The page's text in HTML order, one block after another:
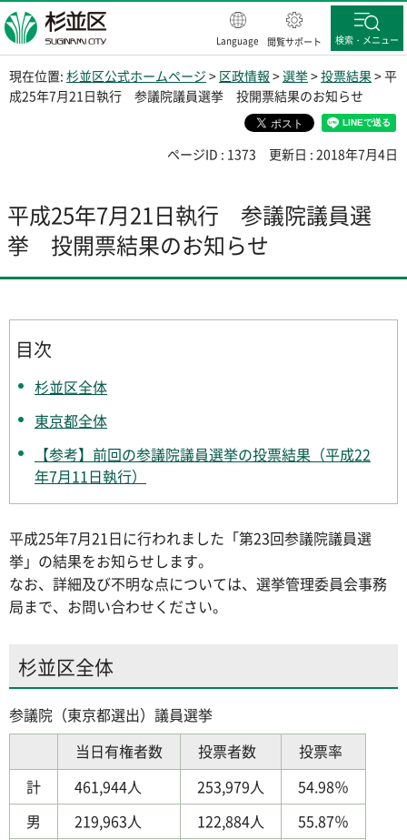
杉並区
Language 閲覧サポート 検索・メニュー
現在位置: 杉並区公式ホームページ > 区政情報 >選挙>投票結果> 平
成25年7月21日執行 参議院議員選挙 投開票結果のお知らせ
ページID : 1373 更新日 : 2018年7月4日
平成25年7月21日執行 参議院議員選
挙 投開票結果のお知らせ
目次
杉並区全体
東京都全体
【参考】前回の参議院議員選挙の投票結果（平成22
年7月11日執行）
平成25年7月21日に行われました「第23回参議院議員選
挙」の結果をお知らせします。
なお、詳細及び不明な点については、選挙管理委員会事務
局まで、お問い合わせください。
杉並区全体
参議院（東京都選出）議員選挙
当日有権者数
投票者数
投票率
計
461,944人 253,979人
54.98％
男
219,963人 122,884人
55.87％